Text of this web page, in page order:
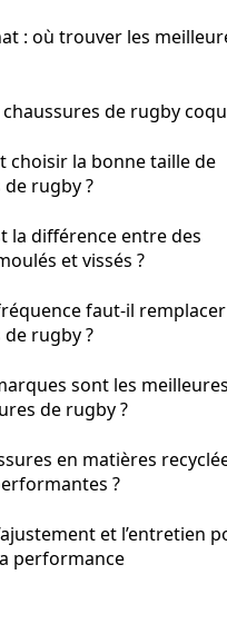
: où trouver les
chaussures de rugby
choisir la bonne taille de
rugby ?
la différence entre des
et vissés ?
faut-il
rugby ?
sont les
de rugby ?
en matières
?
et l’entretien
performance